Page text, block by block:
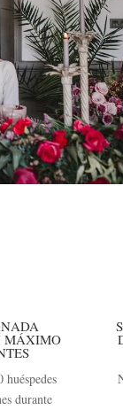
MÁXIMO
huéspedes
durante